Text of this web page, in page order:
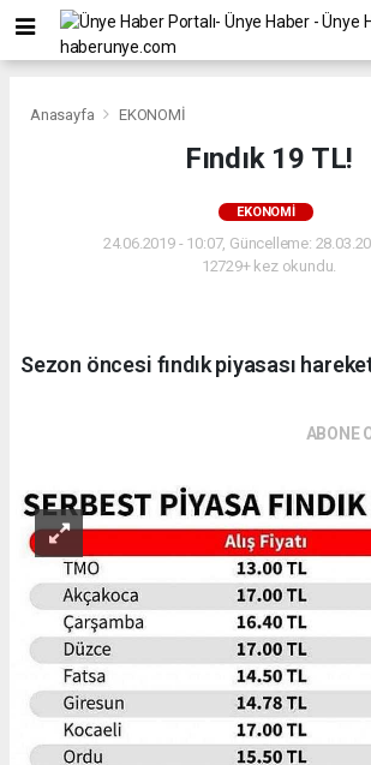
Anasayfa EKONOMİ
Fındık 19 TL!
EKONOMİ
24.06.2019 - 10:07, Güncelleme:
12729+ kez okundu.
Sezon öncesi fındık piyasası
ABONE